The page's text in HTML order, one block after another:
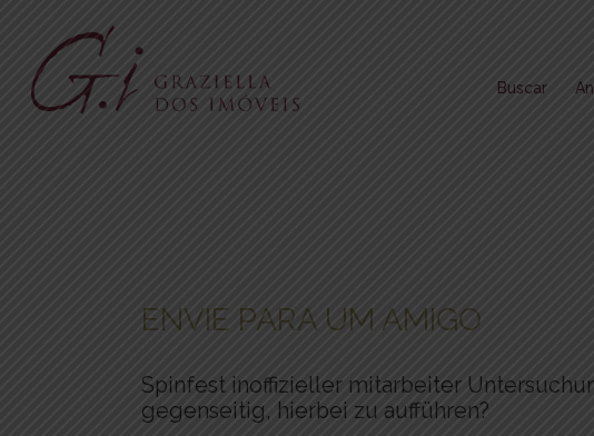
Buscar
ENVIE PARA UM AMIGO
Spinfest inoffizieller mitarbeiter
gegenseitig, hierbei zu aufführen?